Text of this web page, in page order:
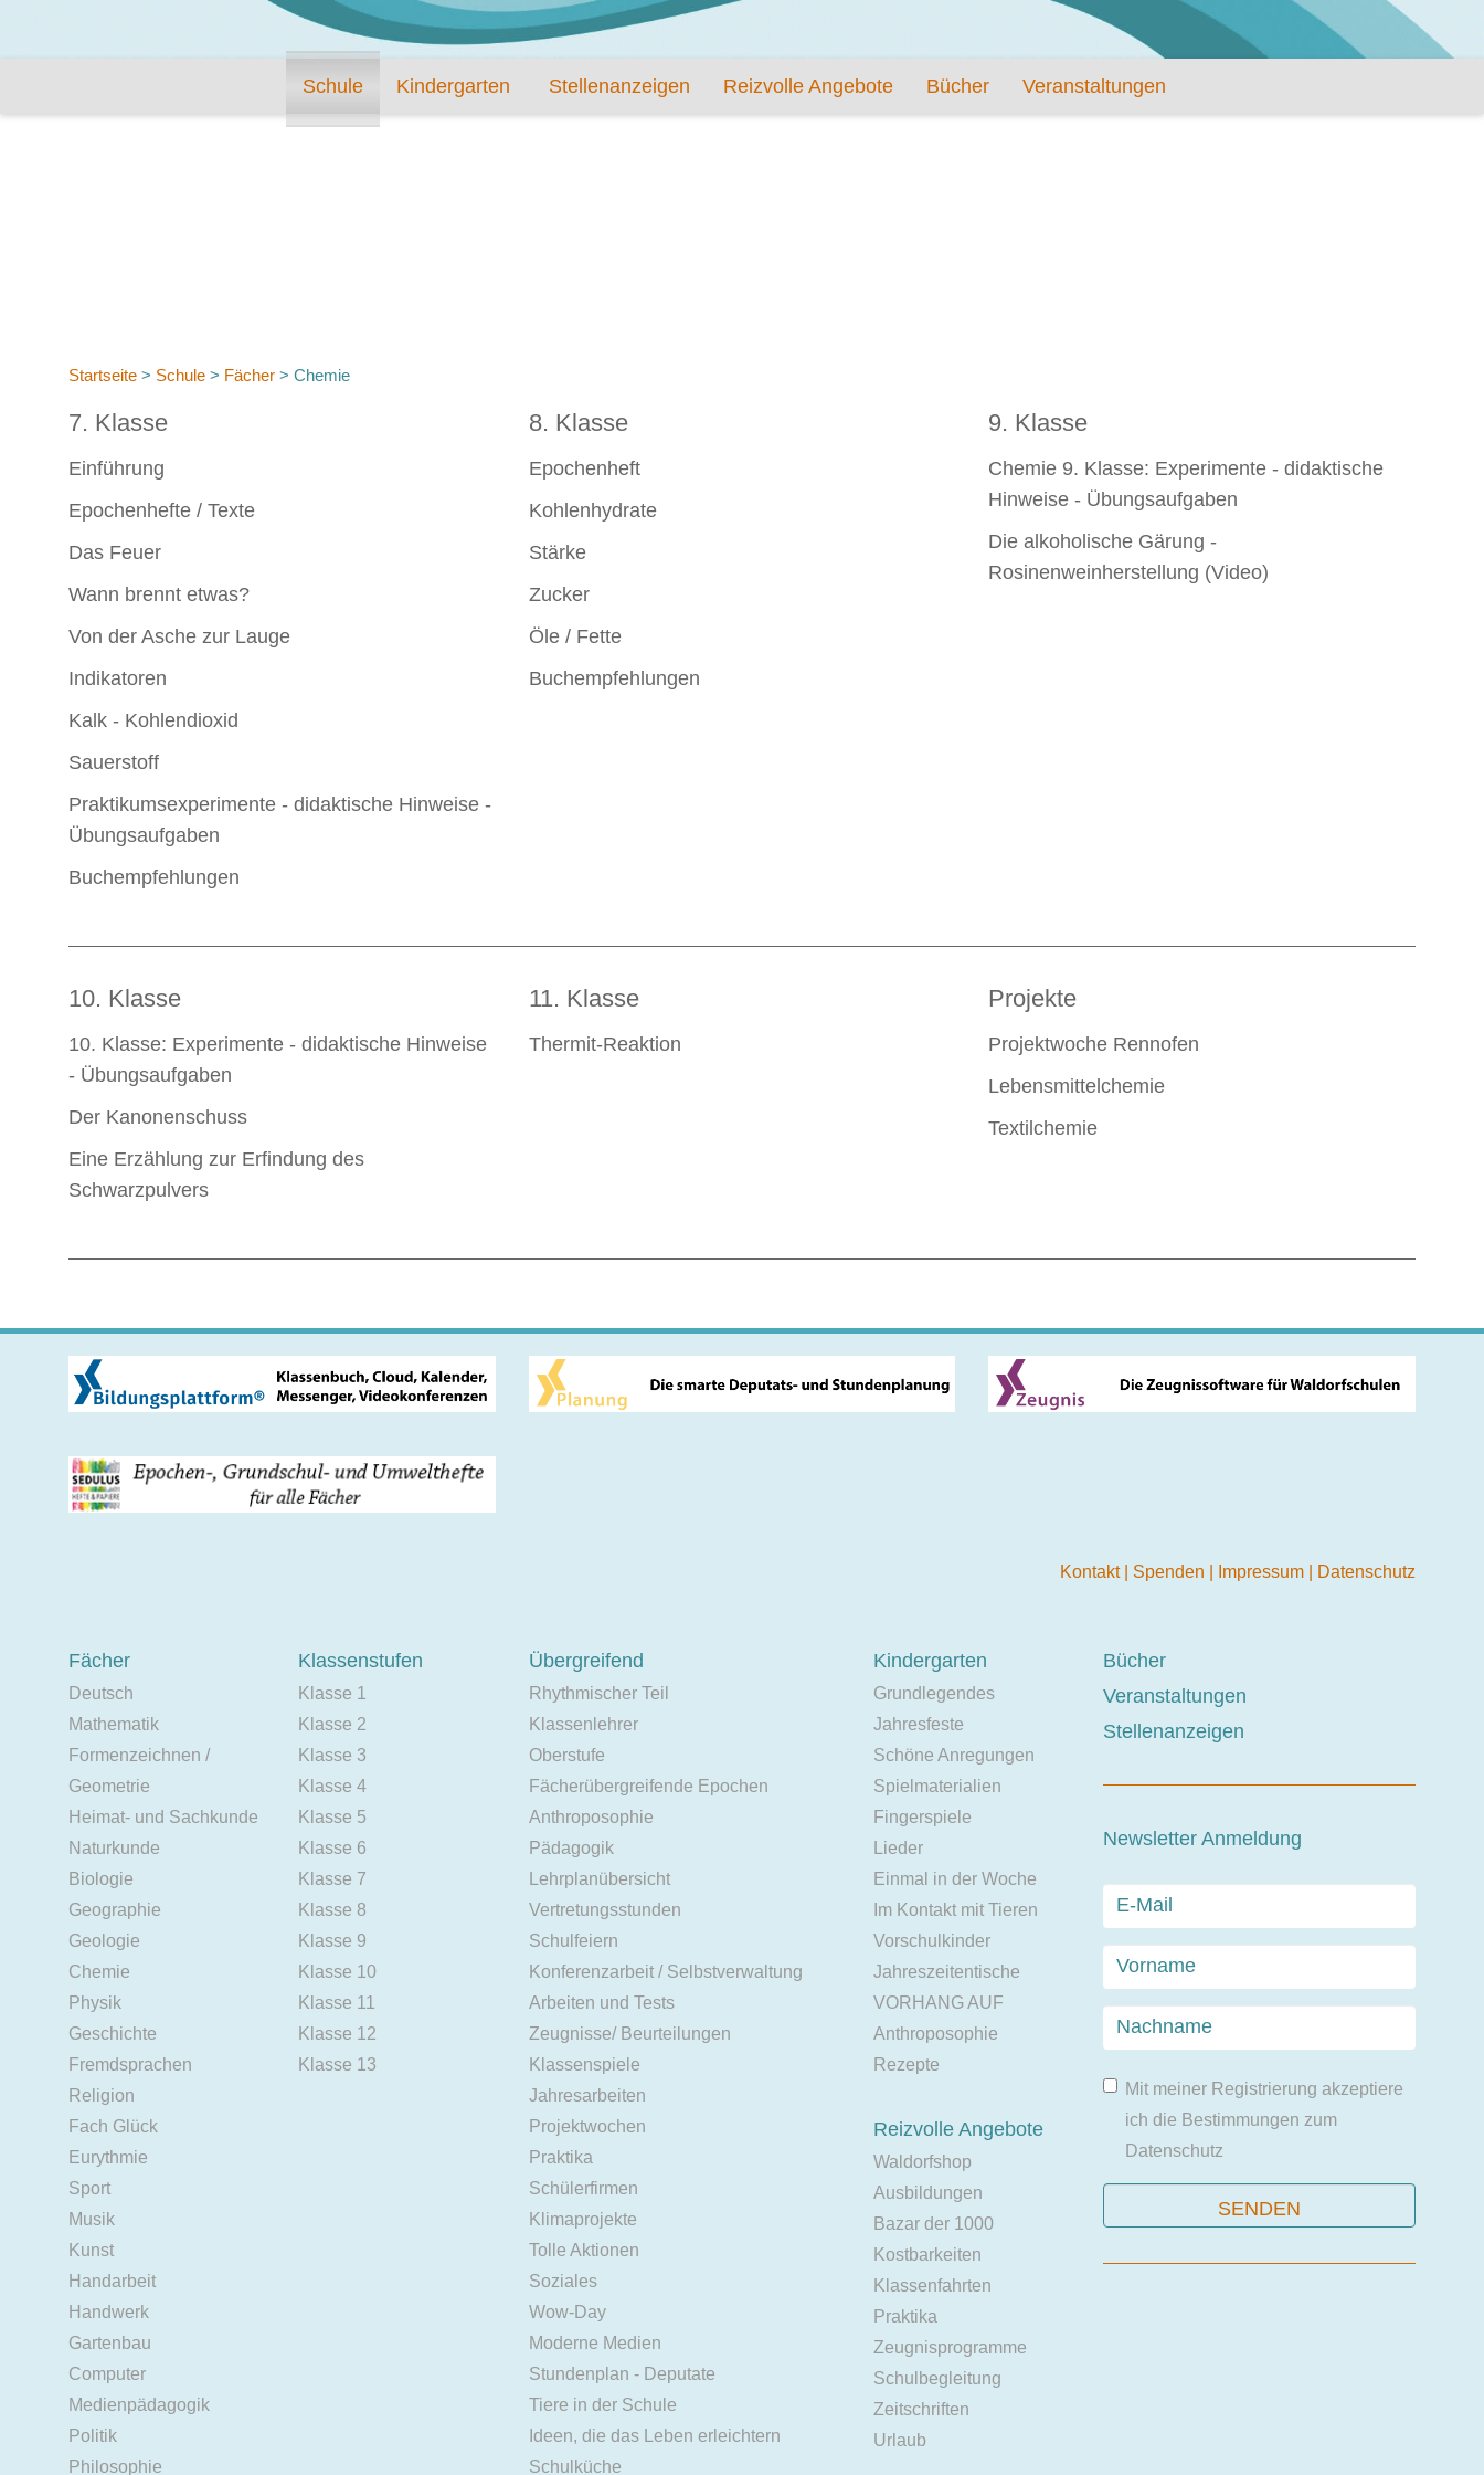
Schule Kindergarten Stellenanzeigen Reizvolle Angebote Bücher Veranstaltungen
Startseite > Schule > Fächer > Chemie
7. Klasse
Einführung
Epochenhefte / Texte
Das Feuer
Wann brennt etwas?
Von der Asche zur Lauge
Indikatoren
Kalk - Kohlendioxid
Sauerstoff
Praktikumsexperimente - didaktische Hinweise -
Übungsaufgaben
Buchempfehlungen
8. Klasse
Epochenheft
Kohlenhydrate
Stärke
Zucker
Öle / Fette
Buchempfehlungen
9. Klasse
Chemie 9. Klasse: Experimente - didaktische
Hinweise - Übungsaufgaben
Die alkoholische Gärung -
Rosinenweinherstellung (Video)
10. Klasse
10. Klasse: Experimente - didaktische Hinweise
- Übungsaufgaben
Der Kanonenschuss
Eine Erzählung zur Erfindung des
Schwarzpulvers
11. Klasse
Thermit-Reaktion
Projekte
Projektwoche Rennofen
Lebensmittelchemie
Textilchemie
Kontakt Spenden Impressum Datenschutz
Fächer
Deutsch
Mathematik
Formenzeichnen /
Geometrie
Heimat- und Sachkunde
Naturkunde
Biologie
Geographie
Geologie
Chemie
Physik
Geschichte
Fremdsprachen
Religion
Fach Glück
Eurythmie
Sport
Musik
Kunst
Handarbeit
Handwerk
Gartenbau
Computer
Medienpädagogik
Politik
Philosophie
Klassenstufen
Klasse 1
Klasse 2
Klasse 3
Klasse 4
Klasse 5
Klasse 6
Klasse 7
Klasse 8
Klasse 9
Klasse 10
Klasse 11
Klasse 12
Klasse 13
Übergreifend
Rhythmischer Teil
Klassenlehrer
Oberstufe
Fächerübergreifende Epochen
Anthroposophie
Pädagogik
Lehrplanübersicht
Vertretungsstunden
Schulfeiern
Konferenzarbeit / Selbstverwaltung
Arbeiten und Tests
Zeugnisse/ Beurteilungen
Klassenspiele
Jahresarbeiten
Projektwochen
Praktika
Schülerfirmen
Klimaprojekte
Tolle Aktionen
Soziales
Wow-Day
Moderne Medien
Stundenplan - Deputate
Tiere in der Schule
Ideen, die das Leben erleichtern
Schulküche
Kindergarten
Grundlegendes
Jahresfeste
Schöne Anregungen
Spielmaterialien
Fingerspiele
Lieder
Einmal in der Woche
Im Kontakt mit Tieren
Vorschulkinder
Jahreszeitentische
VORHANG AUF
Anthroposophie
Rezepte
Reizvolle Angebote
Waldorfshop
Ausbildungen
Bazar der 1000
Kostbarkeiten
Klassenfahrten
Praktika
Zeugnisprogramme
Schulbegleitung
Zeitschriften
Urlaub
Bücher
Veranstaltungen
Stellenanzeigen
Newsletter Anmeldung
Mit meiner Registrierung akzeptiere
ich die Bestimmungen zum
Datenschutz